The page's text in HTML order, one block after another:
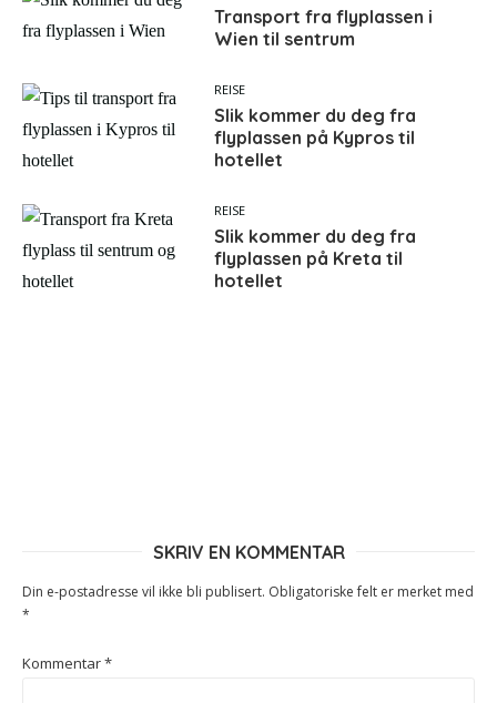
Transport fra flyplassen i
Wien til sentrum
REISE
Slik kommer du deg fra
flyplassen på Kypros til
hotellet
REISE
Slik kommer du deg fra
flyplassen på Kreta til
hotellet
SKRIV EN KOMMENTAR
Din e-postadresse vil ikke bli publisert. Obligatoriske felt er merket med
*
Kommentar*